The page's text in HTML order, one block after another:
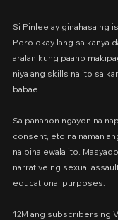
Si Pinlee ay ginahasa ng
Pero okay lang sa kanya
aralan kung paano
niya ang skills na ito sa
babae.
Sa panahon ngayon na
consent, eto na naman
na binalewala ito.
narrative ng sexual
educational purposes.
12M ang subscribers ng